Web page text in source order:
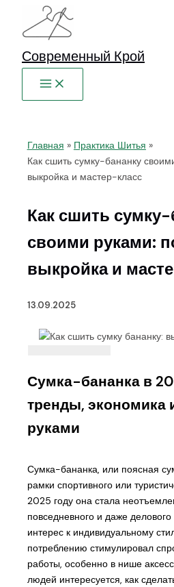
Перейти
содержимому
Современный Крой
Главная
Практика Шитья
Как сшить сумку-бананку
выкройка и мастер-класс
Как сшить сумку-
своими руками:
выкройка и
13.09.2025
Сумка-бананка в
тренды,
руками
Сумка-бананка, или поясная
рамки спортивного или
2025 году она стала
повседневного и даже
интерес к индивидуальному
потреблению стимулировал
работы, особенно в нише
людей интересуется, как